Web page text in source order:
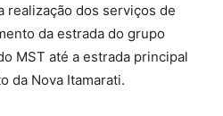
realização dos serviços de
da estrada do grupo
MST até a estrada principal
da Nova Itamarati.